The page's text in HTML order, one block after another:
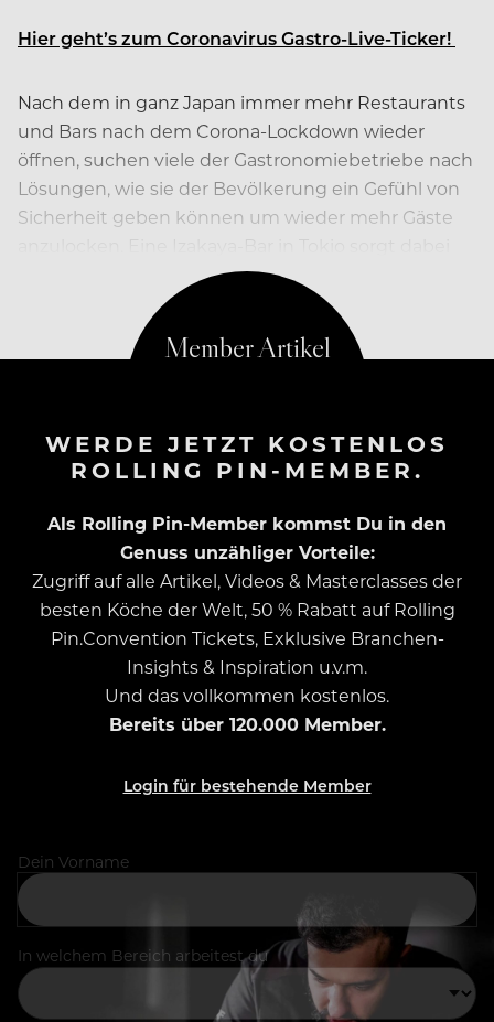
Hier geht’s zum Coronavirus Gastro-Live-Ticker!
Nach dem in ganz Japan immer mehr Restaurants
und Bars nach dem Corona-Lockdown wieder
öffnen, suchen viele der Gastronomiebetriebe nach
Lösungen, wie sie der Bevölkerung ein Gefühl von
Sicherheit geben können um wieder mehr Gäste
mit ihrem Lösungsansatz für Aufsehen.
WERDE JETZT KOSTENLOS
ROLLING PIN-MEMBER.
Als Rolling Pin-Member kommst Du in den
Genuss unzähliger Vorteile:
Zugriff auf alle Artikel, Videos & Masterclasses der
besten Köche der Welt, 50 % Rabatt auf Rolling
Pin.Convention Tickets, Exklusive Branchen-
Insights & Inspiration u.v.m.
Und das vollkommen kostenlos.
Bereits über 120.000 Member.
Login für bestehende Member
Dein Vorname
In welchem Bereich arbeitest du